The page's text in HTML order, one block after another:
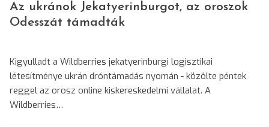
Az ukránok Jekatyerinburgot, az oroszok
Odesszát támadták
Kigyulladt a Wildberries jekatyerinburgi logisztikai
létesítménye ukrán dróntámadás nyomán - közölte péntek
reggel az orosz online kiskereskedelmi vállalat. A
Wildberries…